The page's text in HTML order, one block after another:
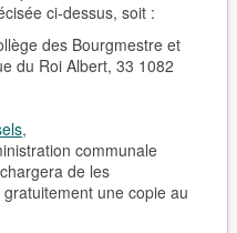
ci-dessus, soit :
des Bourgmestre et
du Roi Albert, 33 1082
,
communale
de les
une copie au